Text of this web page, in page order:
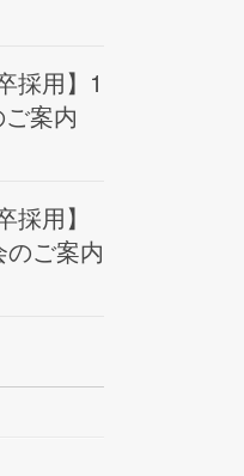
採用】1
案内
採用】
ご案内